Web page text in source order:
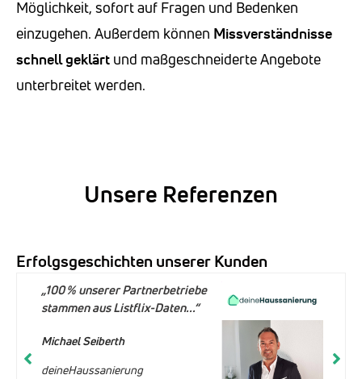
Möglichkeit, sofort auf Fragen und Bedenken
einzugehen. Außerdem können Missverständnisse
schnell geklärt und maßgeschneiderte Angebote
unterbreitet werden.
Unsere Referenzen
Erfolgsgeschichten unserer Kunden
„100 % unserer Partnerbetriebe
stammen aus Listflix-Daten...“
Michael Seiberth
deineHaussanierung